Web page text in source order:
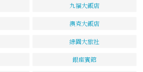
九福大飯店
澳克大飯店
綠園大旅社
銀座賓館